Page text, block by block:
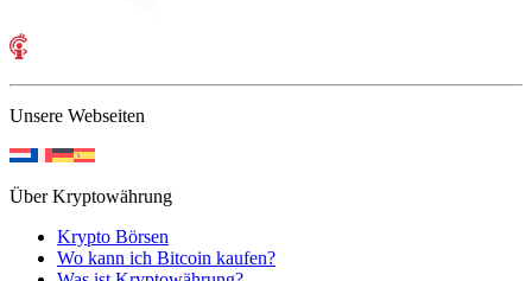
Unsere Webseiten
Über Kryptowährung
Krypto Börsen
Wo kann ich Bitcoin kaufen?